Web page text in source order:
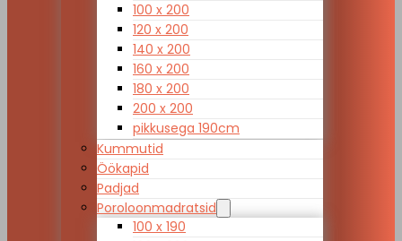
100 x 200
120 x 200
140 x 200
160 x 200
180 x 200
200 x 200
pikkusega 190cm
Kummutid
Öökapid
Padjad
Poroloonmadratsid
100 x 190